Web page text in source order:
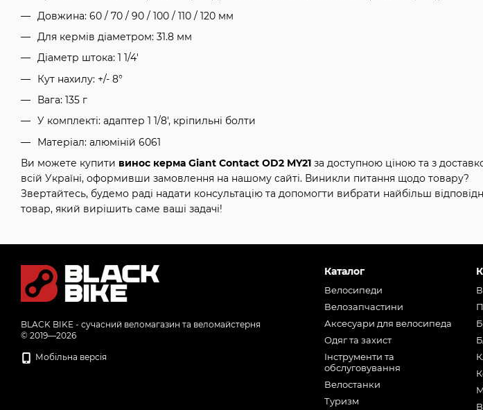
Довжина: 60 / 70 / 90 / 100 / 110 / 120 мм
Для кермів діаметром: 31.8 мм
Діаметр штока: 1 1/4'
Кут нахилу: +/- 8°
Вага: 135 г
У комплекті: адаптер 1 1/8', кріпильні болти
Матеріал: алюміній 6061
Ви можете купити винос керма Giant Contact OD2 MY21 за доступною ціною та з
всій Україні, оформивши замовлення на нашому сайті. Виникли питання щодо товару?
Звертайтесь, будемо раді надати консультацію та допомогти вибрати найбільш
товар, який вирішить саме ваші задачі!
BLACK BIKE - сучасний веломагазин та веломайстерня
© 2019—2026
Мобільна версія
Каталог
Велосипеди
Велозапчастини
Аксесуари для велосипеда
Одяг та захист
Інструменти та
обслуговування
Велостанки
Туризм